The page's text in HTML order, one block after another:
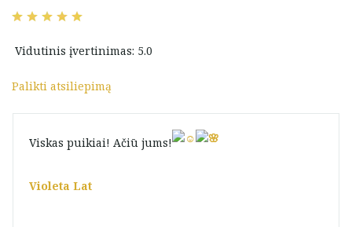
Vidutinis įvertinimas: 5.0
Palikti atsiliepimą
Viskas puikiai! Ačiū jums!
Violeta Lat